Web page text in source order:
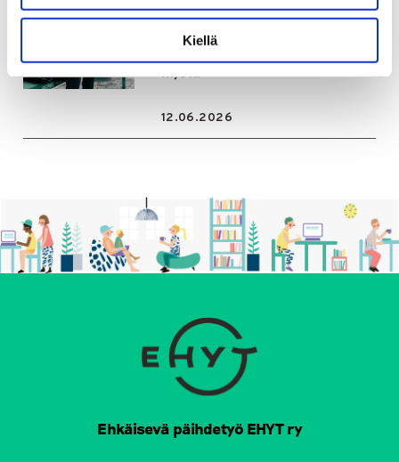
Kiellä
Uutiset
Rahapelihaittojen pelätään
12.06.2026
Ehkäisevä päihdetyö EHYT ry